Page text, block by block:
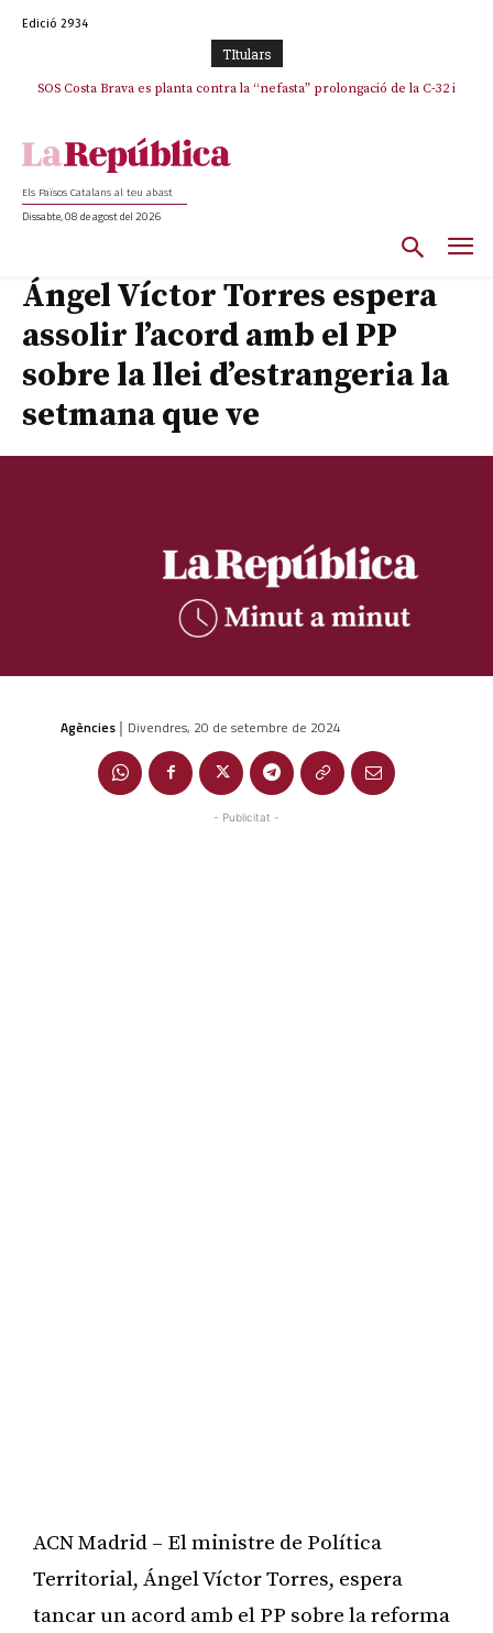
Edició 2934
TItulars
SOS Costa Brava es planta contra la “nefasta” prolongació de la C-32 i
Els Països Catalans al teu abast
Dissabte, 08 de agost del 2026
Ángel Víctor Torres espera
assolir l’acord amb el PP
sobre la llei d’estrangeria la
setmana que ve
Agències | Divendres, 20 de setembre de 2024
- Publicitat -
ACN Madrid – El ministre de Política
Territorial, Ángel Víctor Torres, espera
tancar un acord amb el PP sobre la reforma